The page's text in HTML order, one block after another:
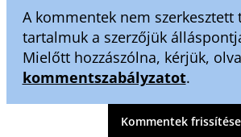
A kommentek nem szerkesztett
tartalmuk a szerzőjük
Mielőtt hozzászólna, kérjük,
kommentszabályzatot.
Kommentek frissítése